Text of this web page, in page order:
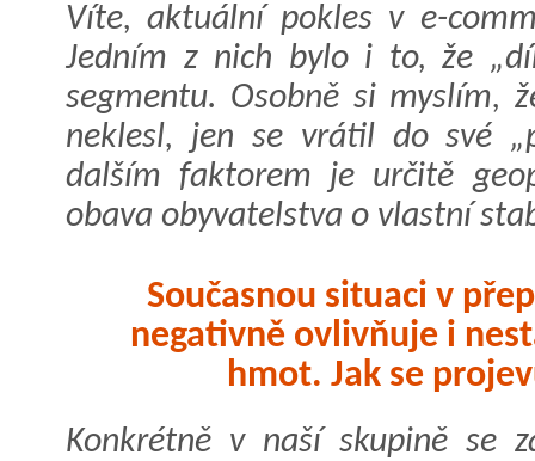
Víte, aktuální pokles v e-
Jedním z nich bylo i to, že
segmentu. Osobně si myslím,
neklesl, jen se vrátil do své
dalším faktorem je určitě
obava obyvatelstva o vlastní
Současnou situaci v
negativně ovlivňuje i
hmot. Jak se
Konkrétně v naší skupině se